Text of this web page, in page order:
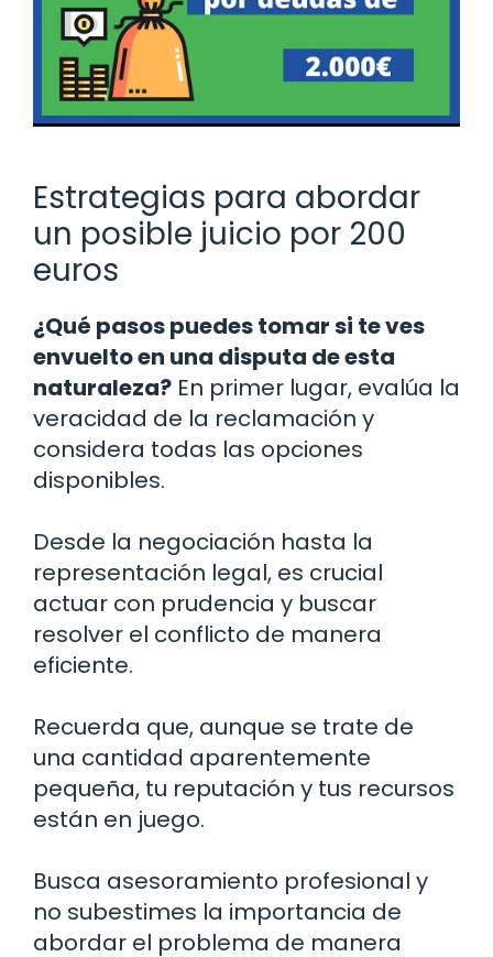
Estrategias para abordar
un posible juicio por 200
euros
¿Qué pasos puedes tomar si te ves
envuelto en una disputa de esta
naturaleza? En primer lugar, evalúa la
veracidad de la reclamación y
considera todas las opciones
disponibles.
Desde la negociación hasta la
representación legal, es crucial
actuar con prudencia y buscar
resolver el conflicto de manera
eficiente.
Recuerda que, aunque se trate de
una cantidad aparentemente
pequeña, tu reputación y tus recursos
están en juego.
Busca asesoramiento profesional y
no subestimes la importancia de
abordar el problema de manera